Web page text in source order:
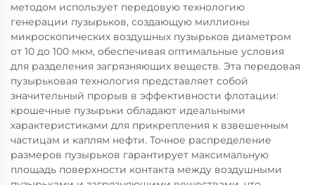
методом использует передовую технологию
генерации пузырьков, создающую миллионы
микроскопических воздушных пузырьков диаметром
от 10 до 100 мкм, обеспечивая оптимальные условия
для разделения загрязняющих веществ. Эта передовая
пузырьковая технология представляет собой
значительный прорыв в эффективности флотации:
крошечные пузырьки обладают идеальными
характеристиками для прикрепления к взвешенным
частицам и каплям нефти. Точное распределение
размеров пузырьков гарантирует максимальную
площадь поверхности контакта между воздушными